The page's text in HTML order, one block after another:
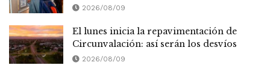
2026/08/09
El lunes inicia la repavimentación de
Circunvalación: así serán los desvíos
2026/08/09